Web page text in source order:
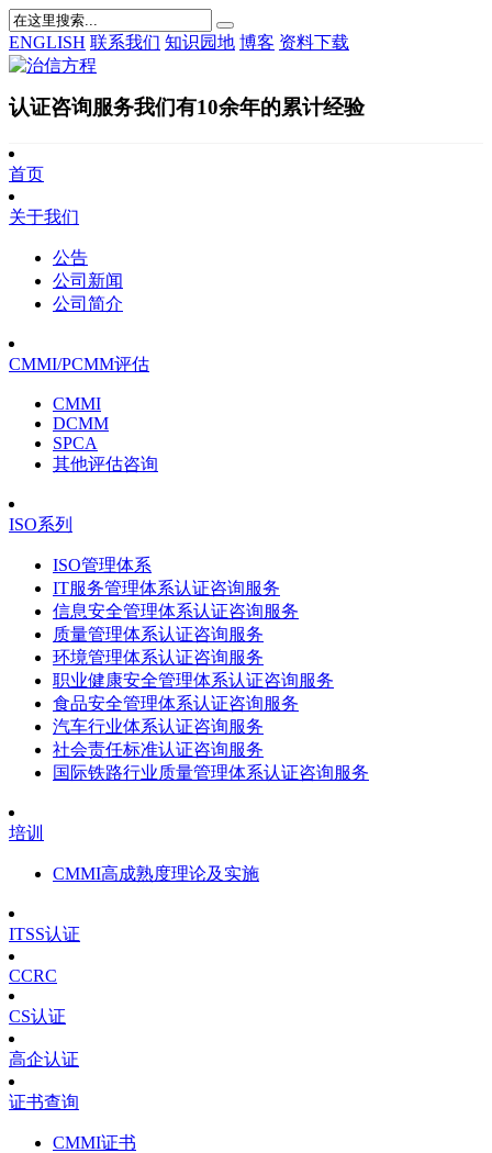
ENGLISH 联系我们 知识园地 博客 资料下载
认证咨询服务我们有10余年的累计经验
首页
关于我们
公告
公司新闻
公司简介
CMMI/PCMM评估
CMMI
DCMM
SPCA
其他评估咨询
ISO系列
ISO管理体系
IT服务管理体系认证咨询服务
信息安全管理体系认证咨询服务
质量管理体系认证咨询服务
环境管理体系认证咨询服务
职业健康安全管理体系认证咨询服务
食品安全管理体系认证咨询服务
汽车行业体系认证咨询服务
社会责任标准认证咨询服务
国际铁路行业质量管理体系认证咨询服务
培训
CMMI高成熟度理论及实施
ITSS认证
CCRC
CS认证
高企认证
证书查询
CMMI证书